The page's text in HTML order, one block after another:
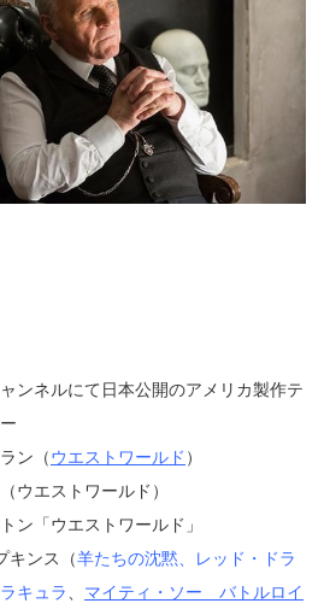
ンネルにて日本公開のアメリカ製作テ
ン（ウエストワールド ）
エストワールド）
「ウエストワールド」
キンス（羊たちの沈黙、
レッド・ドラ
ラキュラ、 マイティ・ソー バトルロイ